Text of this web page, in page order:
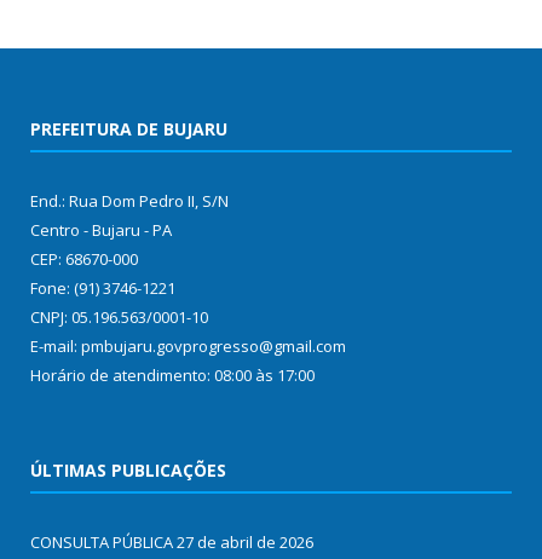
PREFEITURA DE BUJARU
End.: Rua Dom Pedro II, S/N
Centro - Bujaru - PA
CEP: 68670-000
Fone: (91) 3746-1221
CNPJ: 05.196.563/0001-10
E-mail: pmbujaru.govprogresso@gmail.com
Horário de atendimento: 08:00 às 17:00
ÚLTIMAS PUBLICAÇÕES
CONSULTA PÚBLICA27 de abril de 2026